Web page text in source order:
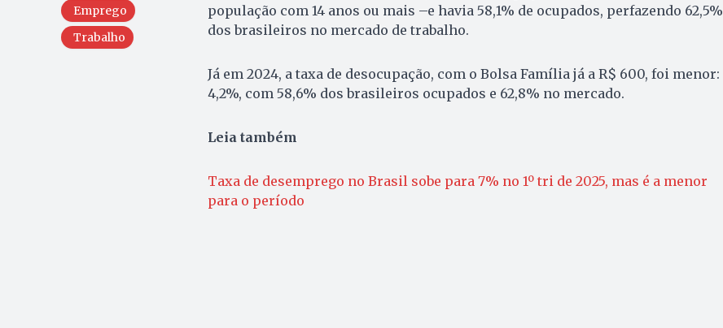
Emprego
Trabalho
população com 14 anos ou mais –e havia 58,1% de ocupados, perfazendo 62,5%
dos brasileiros no mercado de trabalho.
Já em 2024, a taxa de desocupação, com o Bolsa Família já a R$ 600, foi menor:
4,2%, com 58,6% dos brasileiros ocupados e 62,8% no mercado.
Leia também
Taxa de desemprego no Brasil sobe para 7% no 1º tri de 2025, mas é a menor
para o período